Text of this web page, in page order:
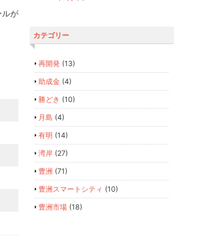
ルが
カテゴリー
再開発 (13)
助成金 (4)
勝どき (10)
月島 (4)
有明 (14)
湾岸(27)
豊洲 (71)
豊洲スマートシティ (10)
豊洲市場(18)